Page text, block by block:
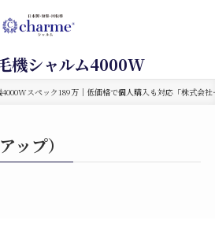
機シャルム4000W
スペック189万｜低価格で個人購入も対応「株式会
ップ）